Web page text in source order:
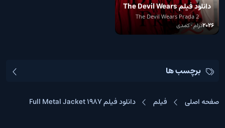
دانلود فیلم The Devil Wears
Prada 2 2026
The Devil Wears Prada 2
2026درام • کمدی
برچسب ها
صفحه اصلی فیلم دانلود فیلم Full Metal Jacket 1987